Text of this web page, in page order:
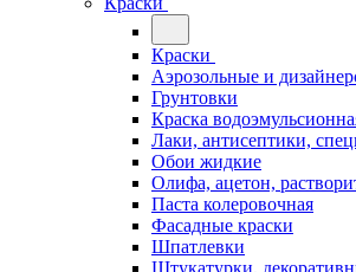
Краски
Аэрозольные и
Грунтовки
Краска
Лаки, антисептики,
Обои жидкие
Олифа, ацетон,
Паста колеровочная
Фасадные краски
Шпатлевки
Штукатурки,